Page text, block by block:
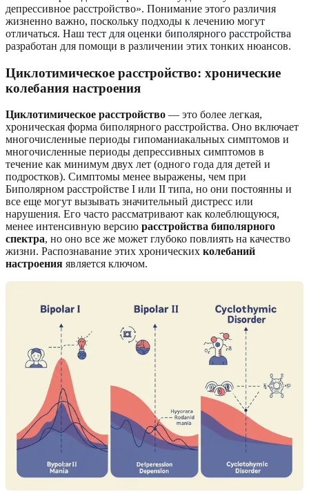
депрессивное расстройство». Понимание этого различия
жизненно важно, поскольку подходы к лечению могут
отличаться. Наш тест для оценки биполярного расстройства
разработан для помощи в различении этих тонких нюансов.
Циклотимическое расстройство: хронические
колебания настроения
Циклотимическое расстройство — это более легкая,
хроническая форма биполярного расстройства. Оно включает
многочисленные периоды гипоманиакальных симптомов и
многочисленные периоды депрессивных симптомов в
течение как минимум двух лет (одного года для детей и
подростков). Симптомы менее выражены, чем при
Биполярном расстройстве I или II типа, но они постоянны и
все еще могут вызывать значительный дистресс или
нарушения. Его часто рассматривают как колеблющуюся,
менее интенсивную версию расстройства биполярного
спектра, но оно все же может глубоко повлиять на качество
жизни. Распознавание этих хронических колебаний
настроения является ключом.